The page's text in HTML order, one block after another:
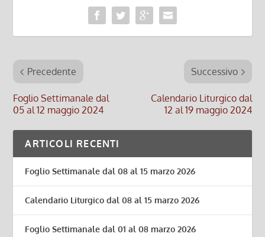
Precedente
Foglio Settimanale dal
05 al 12 maggio 2024
Successivo
Calendario Liturgico dal
12 al 19 maggio 2024
ARTICOLI RECENTI
Foglio Settimanale dal 08 al 15 marzo 2026
Calendario Liturgico dal 08 al 15 marzo 2026
Foglio Settimanale dal 01 al 08 marzo 2026